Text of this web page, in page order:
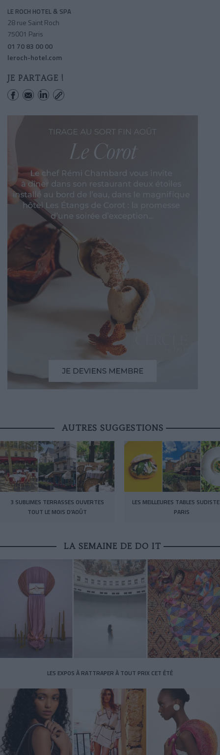
LE ROCH HOTEL & SPA
28 rue Saint Roch
75001 Paris
01 70 83 00 00
leroch-hotel.com
JE PARTAGE !
AUTRES SUGGESTIONS
3 SUBLIMES TERRASSES OUVERTES
TOUT LE MOIS D’AOÛT
LES MEILLEURES TABLES
PARIS
LA SEMAINE DE DO IT
LES EXPOS À RATTRAPER À TOUT PRIX CET ÉTÉ